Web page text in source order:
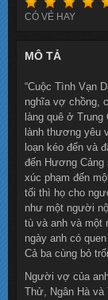
CÓ VẺ HAY
MÔ TẢ
“Cuộc Tình Vạn
nghĩa vợ chồng,
làng quê ở
lành thương yêu
loạn kéo đến và
đến Hương
xúc phạm đến
tối thì họ cho
như một người
tù và anh và một
ngày anh có
Cả ba cùng bỏ
Người vợ của
Thử, Ngân Hà